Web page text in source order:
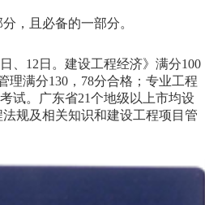
，且必备的一部分。
、12日。建设工程经济》满分100
理满分130，78分合格；专业工程
试。广东省21个地级以上市均设
规及相关知识和建设工程项目管